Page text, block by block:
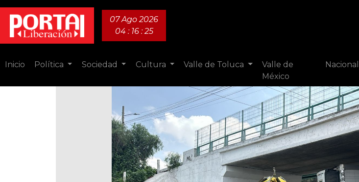
07 Ago 2026
04 : 16 : 26
Inicio Política Sociedad Cultura Valle de Toluca
Valle de
México
Nacional